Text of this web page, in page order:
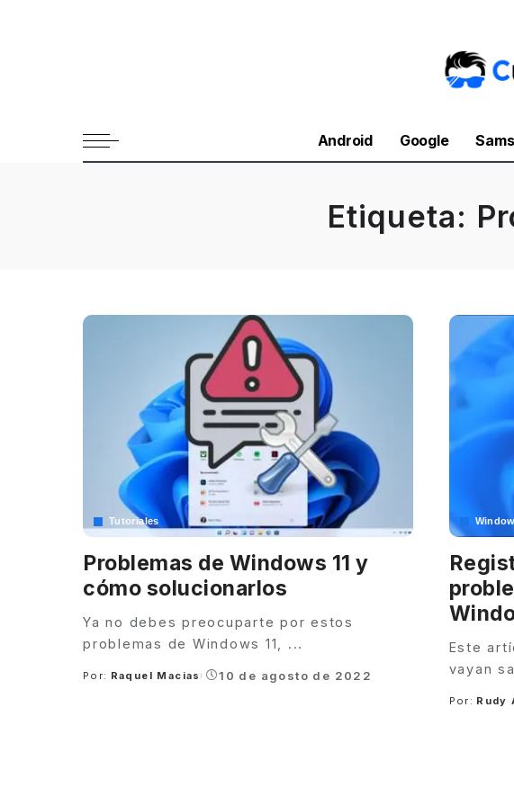
Android Google
Etiqueta:
Tutoriales
Problemas de Windows 11 y
cómo solucionarlos
Ya no debes preocuparte por estos
problemas de Windows 11, ...
Posted
Por: Raquel Macias 10 de agosto de 2022
Este
vayan
Posted
Por: Rudy